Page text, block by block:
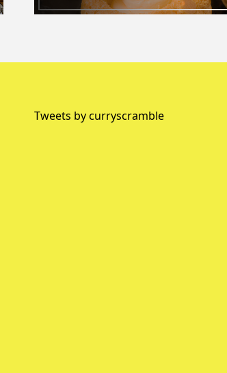
Tweets by curryscramble